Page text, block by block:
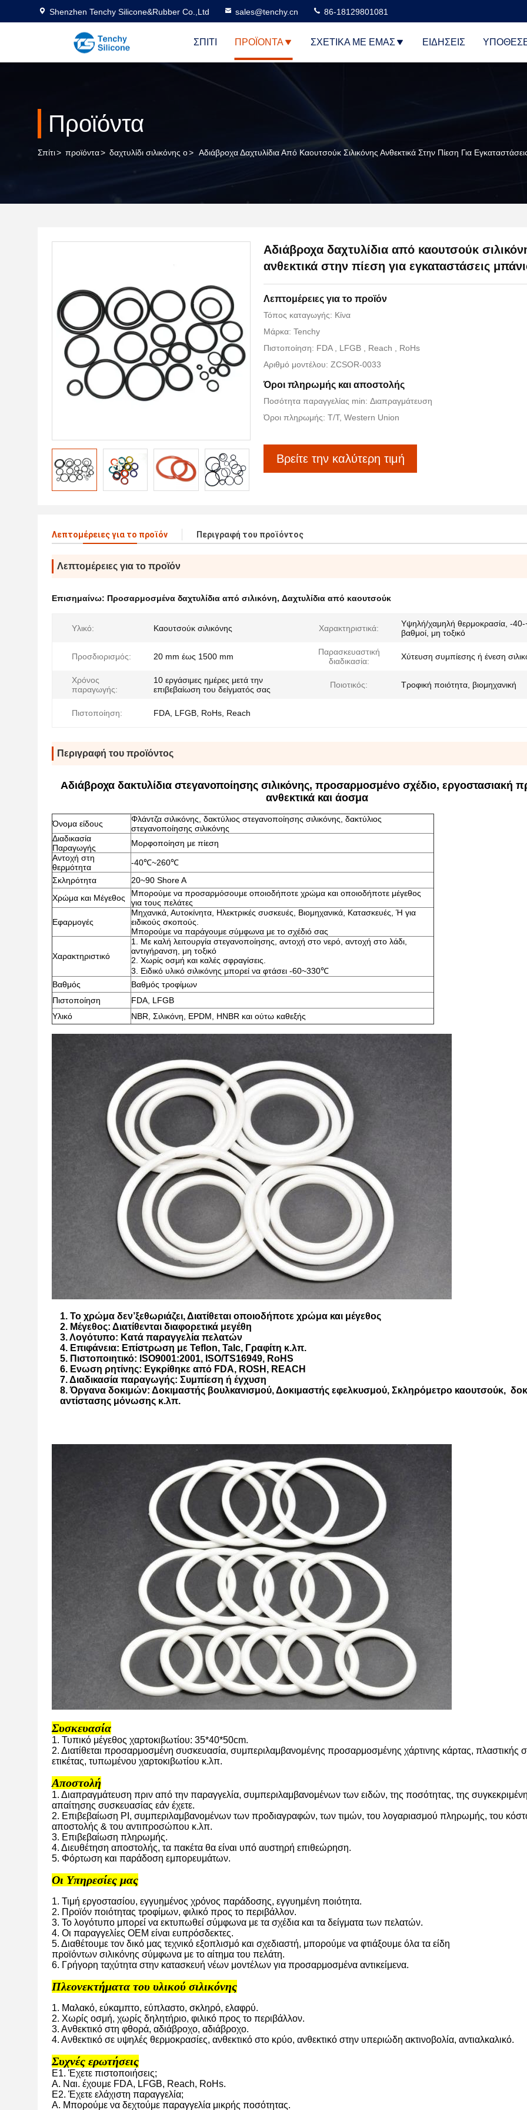
Shenzhen Tenchy Silicone&Rubber Co.,Ltd sales@tenchy.cn 86-18129801081
ΣΠΊΤΙ ΠΡΟΪΌΝΤΑ ΣΧΕΤΙΚΆ ΜΕ ΕΜΆΣ ΕΙΔΉΣΕΙΣ
Προϊόντα
Σπίτι> προϊόντα> δαχτυλίδι σιλικόνης ο> Αδιάβροχα Δαχτυλίδια Από Καουτσούκ Σιλικόνης Ανθεκτικά Στην Πίεση Για
Αδιάβροχα δαχτυλίδια από καουτσούκ
ανθεκτικά στην πίεση για εγκαταστάσεις
Λεπτομέρειες για το προϊόν
Τόπος καταγωγής: Κίνα
Μάρκα: Tenchy
Πιστοποίηση: FDA , LFGB , Reach , RoHs
Αριθμό μοντέλου: ZCSOR-0033
Όροι πληρωμής και αποστολής
Ποσότητα παραγγελίας min: Διαπραγμάτευση
Όροι πληρωμής: T/T, Western Union
Βρείτε την καλύτερη τιμή
Λεπτομέρειες για το προϊόν Περιγραφή του προϊόντος
Λεπτομέρειες για το προϊόν
Επισημαίνω: Προσαρμοσμένα δαχτυλίδια από σιλικόνη, Δαχτυλίδια από καουτσούκ
Υλικό: Καουτσούκ σιλικόνης Χαρακτηριστικά:
Υψηλή/χαμηλή θερμοκρασία, -
βαθμοί, μη τοξικό
Προσδιορισμός: 20 mm έως 1500 mm
Παρασκευαστική
διαδικασία:
Χύτευση συμπίεσης ή ένεση
Χρόνος
παραγωγής:
10 εργάσιμες ημέρες μετά την
επιβεβαίωση του δείγματός σας
Ποιοτικός: Τροφική ποιότητα, βιομηχανική
Πιστοποίηση: FDA, LFGB, RoHs, Reach
Περιγραφή του προϊόντος
Αδιάβροχα δακτυλίδια στεγανοποίησης σιλικόνης, προσαρμοσμένο σχέδιο, εργοστασιακή
ανθεκτικά και άοσμα
Όνομα είδους
Φλάντζα σιλικόνης, δακτύλιος στεγανοποίησης σιλικόνης, δακτύλιος
στεγανοποίησης σιλικόνης
Διαδικασία
Παραγωγής
Μορφοποίηση με πίεση
Αντοχή στη
θερμότητα
-40℃~260℃
Σκληρότητα
20~90 Shore A
Χρώμα και Μέγεθος
Μπορούμε να προσαρμόσουμε οποιοδήποτε χρώμα και οποιοδήποτε μέγεθος
για τους πελάτες
Εφαρμογές
Μηχανικά, Αυτοκίνητα, Ηλεκτρικές συσκευές, Βιομηχανικά, Κατασκευές, Ή για
ειδικούς σκοπούς.
Μπορούμε να παράγουμε σύμφωνα με το σχέδιό σας
Χαρακτηριστικό
1. Με καλή λειτουργία στεγανοποίησης, αντοχή στο νερό, αντοχή στο λάδι,
αντιγήρανση, μη τοξικό
2. Χωρίς οσμή και καλές σφραγίσεις.
3. Ειδικό υλικό σιλικόνης μπορεί να φτάσει -60~330℃
Βαθμός
Βαθμός τροφίμων
Πιστοποίηση
FDA, LFGB
Υλικό
NBR, Σιλικόνη, EPDM, HNBR και ούτω καθεξής
1. Το χρώμα δεν’ξεθωριάζει, Διατίθεται οποιοδήποτε χρώμα και μέγεθος
2. Μέγεθος: Διατίθενται διαφορετικά μεγέθη
3. Λογότυπο: Κατά παραγγελία πελατών
4. Επιφάνεια: Επίστρωση με Teflon, Talc, Γραφίτη κ.λπ.
5. Πιστοποιητικό: ISO9001:2001, ISO/TS16949, RoHS
6. Ενωση ρητίνης: Εγκρίθηκε από FDA, ROSH, REACH
7. Διαδικασία παραγωγής: Συμπίεση ή έγχυση
8. Όργανα δοκιμών: Δοκιμαστής βουλκανισμού, Δοκιμαστής εφελκυσμού, Σκληρόμετρο καουτσούκ,
αντίστασης μόνωσης κ.λπ.
Συσκευασία
1. Τυπικό μέγεθος χαρτοκιβωτίου: 35*40*50cm.
2. Διατίθεται προσαρμοσμένη συσκευασία, συμπεριλαμβανομένης προσαρμοσμένης χάρτινης κάρτας, πλαστικής
ετικέτας, τυπωμένου χαρτοκιβωτίου κ.λπ.
Αποστολή
1. Διαπραγμάτευση πριν από την παραγγελία, συμπεριλαμβανομένων των ειδών, της ποσότητας, της
απαίτησης συσκευασίας εάν έχετε.
2. Επιβεβαίωση PI, συμπεριλαμβανομένων των προδιαγραφών, των τιμών, του λογαριασμού πληρωμής, του
αποστολής & του αντιπροσώπου κ.λπ.
3. Επιβεβαίωση πληρωμής.
4. Διευθέτηση αποστολής, τα πακέτα θα είναι υπό αυστηρή επιθεώρηση.
5. Φόρτωση και παράδοση εμπορευμάτων.
Οι Υπηρεσίες μας
1. Τιμή εργοστασίου, εγγυημένος χρόνος παράδοσης, εγγυημένη ποιότητα.
2. Προϊόν ποιότητας τροφίμων, φιλικό προς το περιβάλλον.
3. Το λογότυπο μπορεί να εκτυπωθεί σύμφωνα με τα σχέδια και τα δείγματα των πελατών.
4. Οι παραγγελίες OEM είναι ευπρόσδεκτες.
5. Διαθέτουμε τον δικό μας τεχνικό εξοπλισμό και σχεδιαστή, μπορούμε να φτιάξουμε όλα τα είδη
προϊόντων σιλικόνης σύμφωνα με το αίτημα του πελάτη.
6. Γρήγορη ταχύτητα στην κατασκευή νέων μοντέλων για προσαρμοσμένα αντικείμενα.
Πλεονεκτήματα του υλικού σιλικόνης
1. Μαλακό, εύκαμπτο, εύπλαστο, σκληρό, ελαφρύ.
2. Χωρίς οσμή, χωρίς δηλητήριο, φιλικό προς το περιβάλλον.
3. Ανθεκτικό στη φθορά, αδιάβροχο, αδιάβροχο.
4. Ανθεκτικό σε υψηλές θερμοκρασίες, ανθεκτικό στο κρύο, ανθεκτικό στην υπεριώδη ακτινοβολία, αντιαλκαλικό.
Συχνές ερωτήσεις
Ε1. Έχετε πιστοποιήσεις;
Α. Ναι. έχουμε FDA, LFGB, Reach, RoHs.
Ε2. Έχετε ελάχιστη παραγγελία;
Α. Μπορούμε να δεχτούμε παραγγελία μικρής ποσότητας.